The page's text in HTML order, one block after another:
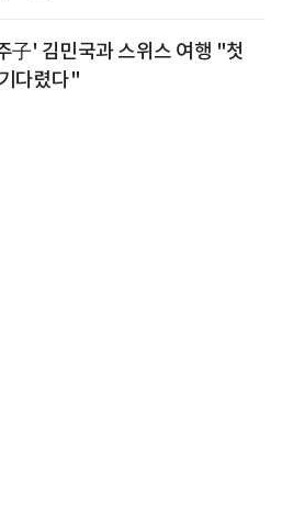
子' 김민국과 스위스 여행 "첫
다렸다"